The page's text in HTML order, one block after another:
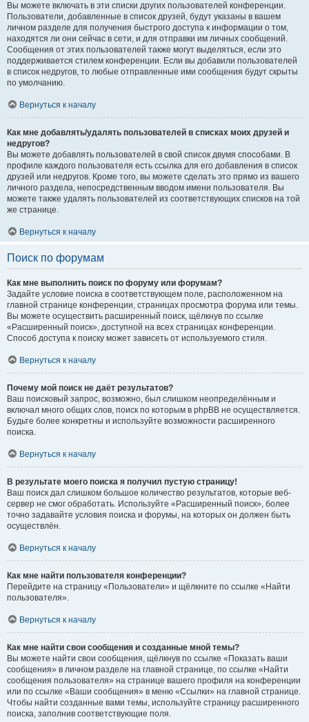
Вы можете включать в эти списки других пользователей конференции.
Пользователи, добавленные в список друзей, будут указаны в вашем
личном разделе для получения быстрого доступа к информации о том,
находятся ли они сейчас в сети, и для отправки им личных сообщений.
Сообщения от этих пользователей также могут выделяться, если это
поддерживается стилем конференции. Если вы добавили пользователей
в список недругов, то любые отправленные ими сообщения будут скрыты
по умолчанию.
Вернуться к началу
Как мне добавлять/удалять пользователей в списках моих друзей и
недругов?
Вы можете добавлять пользователей в свой список двумя способами. В
профиле каждого пользователя есть ссылка для его добавления в список
друзей или недругов. Кроме того, вы можете сделать это прямо из вашего
личного раздела, непосредственным вводом имени пользователя. Вы
можете также удалять пользователей из соответствующих списков на той
же странице.
Вернуться к началу
Поиск по форумам
Как мне выполнить поиск по форуму или форумам?
Задайте условие поиска в соответствующем поле, расположенном на
главной странице конференции, страницах просмотра форума или темы.
Вы можете осуществить расширенный поиск, щёлкнув по ссылке
«Расширенный поиск», доступной на всех страницах конференции.
Способ доступа к поиску может зависеть от используемого стиля.
Вернуться к началу
Почему мой поиск не даёт результатов?
Ваш поисковый запрос, возможно, был слишком неопределённым и
включал много общих слов, поиск по которым в phpBB не осуществляется.
Будьте более конкретны и используйте возможности расширенного
поиска.
Вернуться к началу
В результате моего поиска я получил пустую страницу!
Ваш поиск дал слишком большое количество результатов, которые веб-
сервер не смог обработать. Используйте «Расширенный поиск», более
точно задавайте условия поиска и форумы, на которых он должен быть
осуществлён.
Вернуться к началу
Как мне найти пользователя конференции?
Перейдите на страницу «Пользователи» и щёлкните по ссылке «Найти
пользователя».
Вернуться к началу
Как мне найти свои сообщения и созданные мной темы?
Вы можете найти свои сообщения, щёлкнув по ссылке «Показать ваши
сообщения» в личном разделе на главной странице, по ссылке «Найти
сообщения пользователя» на странице вашего профиля на конференции
или по ссылке «Ваши сообщения» в меню «Ссылки» на главной странице.
Чтобы найти созданные вами темы, используйте страницу расширенного
поиска, заполнив соответствующие поля.